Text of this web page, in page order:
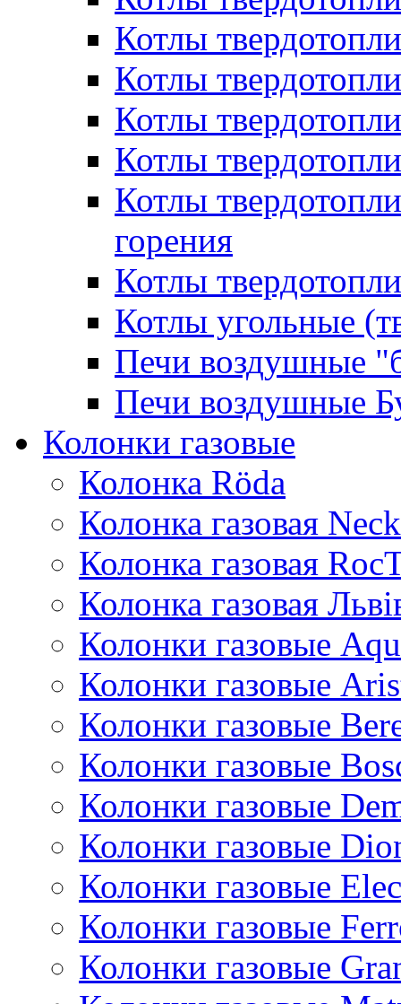
Котлы
Котлы
Котлы
Котлы
Котлы
горения
Котлы
Котлы угольные
Печи воздушные
Печи воздушные
Колонки газовые
Колонка Rӧda
Колонка газовая
Колонка газовая
Колонка газовая
Колонки газовые
Колонки газовые
Колонки газовые
Колонки газовые
Колонки газовые
Колонки газовые
Колонки газовые
Колонки газовые
Колонки газовые